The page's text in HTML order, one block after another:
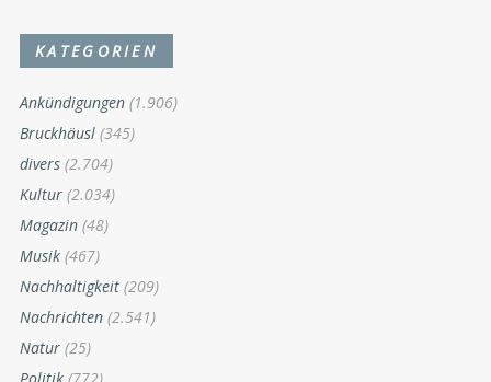
KATEGORIEN
Ankündigungen (1.906)
Bruckhäusl (345)
divers (2.704)
Kultur (2.034)
Magazin (48)
Musik (467)
Nachhaltigkeit (209)
Nachrichten (2.541)
Natur (25)